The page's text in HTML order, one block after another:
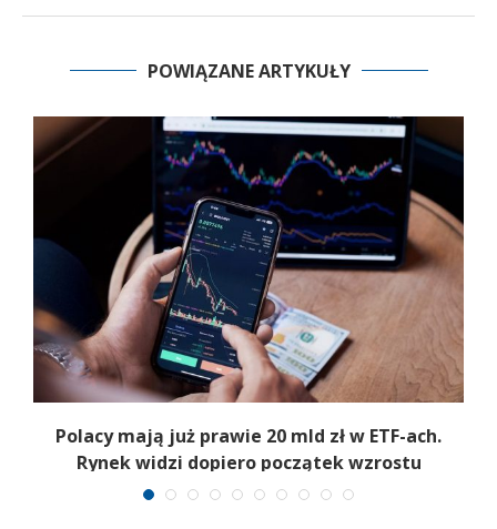
POWIĄZANE ARTYKUŁY
Polacy mają już prawie 20 mld zł w ETF-ach.
Rynek widzi dopiero początek wzrostu